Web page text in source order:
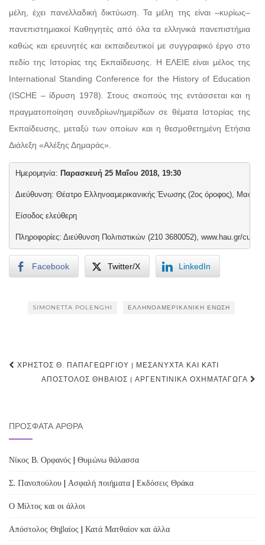
μέλη, έχει πανελλαδική δικτύωση. Τα μέλη της είναι –κυρίως–
πανεπιστημιακοί Καθηγητές από όλα τα ελληνικά πανεπιστήμια
καθώς και ερευνητές και εκπαιδευτικοί με συγγραφικό έργο στο
πεδίο της Ιστορίας της Εκπαίδευσης. Η ΕΛΕΙΕ είναι μέλος της
International Standing Conference for the History of Education
(ISCHE – ίδρυση 1978). Στους σκοπούς της εντάσσεται και η
πραγματοποίηση συνεδρίων/ημερίδων σε θέματα Ιστορίας της
Εκπαίδευσης, μεταξύ των οποίων και η θεσμοθετημένη Ετήσια
Διάλεξη «Αλέξης Δημαράς».
Ημερομηνία: Παρασκευή 25 Μαΐου 2018, 19:30
Διεύθυνση: Θέατρο Ελληνοαμερικανικής Ένωσης (2ος όροφος),
Είσοδος ελεύθερη
Πληροφορίες: Διεύθυνση Πολιτιστικών (210 3680052), www.hau.gr/
Facebook Twitter/X LinkedIn
SIMONETTA POLENGHI ΕΛΛΗΝΟΑΜΕΡΙΚΑΝΙΚΉ ΈΝΩΣΗ
Post
navigation
ΧΡΉΣΤΟΣ Θ. ΠΑΠΑΓΕΩΡΓΊΟΥ | ΜΕΣΆΝΥΧΤΑ ΚΑΙ ΚΆΤΙ
ΑΠΌΣΤΟΛΟΣ ΘΗΒΑΊΟΣ | ΑΡΓΕΝΤΊΝΙΚΑ ΟΧΗΜΑΤΑΓΩΓΆ
ΠΡΌΣΦΑΤΑ ΆΡΘΡΑ
Νίκος Β. Ορφανός | Θυμώνω θάλασσα
Σ. Πανοπούλου | Ασφαλή ποιήματα | Εκδόσεις Θράκα
Ο Μίλτος και οι άλλοι
Απόστολος Θηβαίος | Κατά Ματθαίον και άλλα